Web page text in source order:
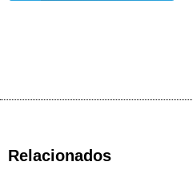
Relacionados